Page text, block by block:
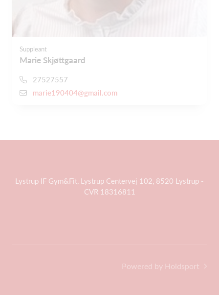
Suppleant
Marie Skjøttgaard
27527557
marie190404@gmail.com
Lystrup IF Gym&Fit, Lystrup Centervej 102, 8520 Lystrup -
CVR 18316811
Powered by Holdsport